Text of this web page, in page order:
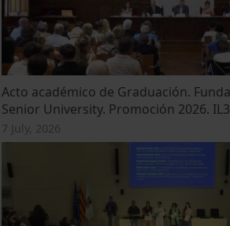
Acto académico de Graduación.
Senior University. Promoción 2026.
7 July, 2026